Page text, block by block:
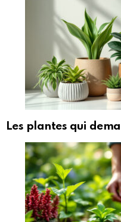
Les plantes qui